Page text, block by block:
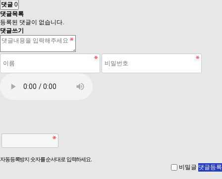
댓글 0
댓글목록
등록된 댓글이 없습니다.
댓글쓰기
자동등록방지 숫자를 순서대로 입력하세요.
비밀글 댓글등록